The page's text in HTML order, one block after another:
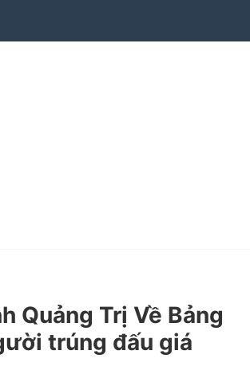
Quảng Trị Về Bảng
trúng đấu giá